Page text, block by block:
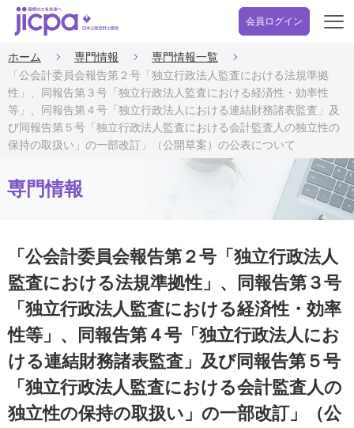
会員ログイン
開
ホーム 専門情報
専門情報一覧
「公会計委員会報告第２号「独立行政法人監査における法規準拠
性」、同報告第３号「独立行政法人監査における経済性・効率性
等」、同報告第４号「独立行政法人における連結財務諸表監査」及
び同報告第５号「独立行政法人監査における会計監査人の独立性の
保持の取扱い」の一部改訂」（公開草案）の公表について
専門情報
「公会計委員会報告第２号「独立行政法人
監査における法規準拠性」、同報告第３号
「独立行政法人監査における経済性・効率
性等」、同報告第４号「独立行政法人にお
ける連結財務諸表監査」及び同報告第５号
「独立行政法人監査における会計監査人の
独立性の保持の取扱い」の一部改訂」（公